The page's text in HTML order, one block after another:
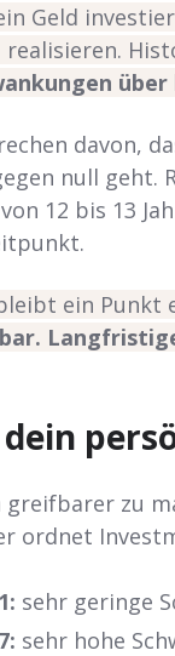
Geld
davon,
null geht.
12 bis 13
ein Punkt
dein
greifbarer zu
ordnet
sehr geringe
sehr hohe